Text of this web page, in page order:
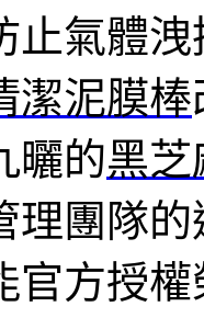
止氣體
潔泥膜棒
曬的黑芝
理團隊的
官方授